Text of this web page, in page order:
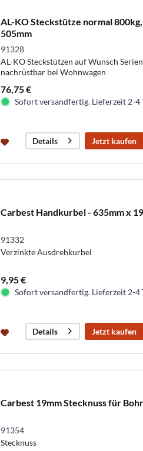
AL-KO Steckstütze normal
505mm
91328
AL-KO Steckstützen auf Wunsch
nachrüstbar bei Wohnwagen
76,75 €
Sofort versandfertig. Lieferzeit 2-4
Details Jetzt kaufen
Carbest Handkurbel - 635mm x
91332
Verzinkte Ausdrehkurbel
9,95 €
Sofort versandfertig. Lieferzeit 2-4
Details Jetzt kaufen
Carbest 19mm Stecknuss für
91354
Stecknuss